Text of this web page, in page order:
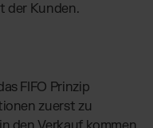
der Kunden.
FIFO Prinzip
zuerst zu